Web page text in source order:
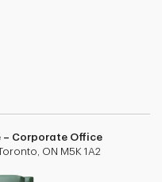
– Corporate Office
ON M5K 1A2